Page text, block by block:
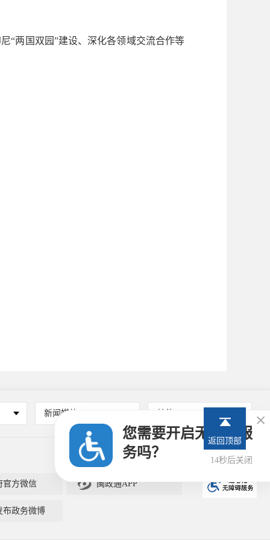
两国双园”建设、深化各领域交流合作等
新闻媒体
官方微信  闽政通APP
布政务微博
返回顶部
您需要开启无障碍服
务吗？
14秒后关闭
